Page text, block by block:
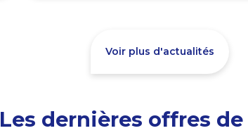
Voir plus d'actualités
Les dernières offres de